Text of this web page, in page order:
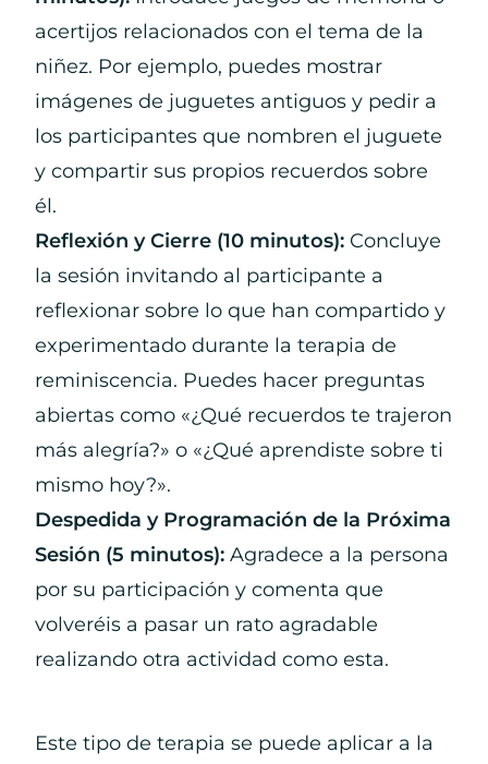
acertijos relacionados con el tema de la
niñez. Por ejemplo, puedes mostrar
imágenes de juguetes antiguos y pedir a
los participantes que nombren el juguete
y compartir sus propios recuerdos sobre
él.
Reflexión y Cierre (10 minutos): Concluye
la sesión invitando al participante a
reflexionar sobre lo que han compartido y
experimentado durante la terapia de
reminiscencia. Puedes hacer preguntas
abiertas como «¿Qué recuerdos te trajeron
más alegría?» o «¿Qué aprendiste sobre ti
mismo hoy?».
Despedida y Programación de la Próxima
Sesión (5 minutos): Agradece a la persona
por su participación y comenta que
volveréis a pasar un rato agradable
realizando otra actividad como esta.
Este tipo de terapia se puede aplicar a la